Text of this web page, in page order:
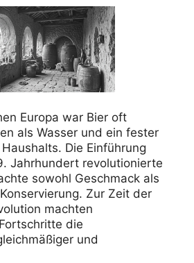
Europa war Bier oft
als Wasser und ein fester
Die Einführung
Jahrhundert revolutionierte
sowohl Geschmack als
Zur Zeit der
machten
die
und